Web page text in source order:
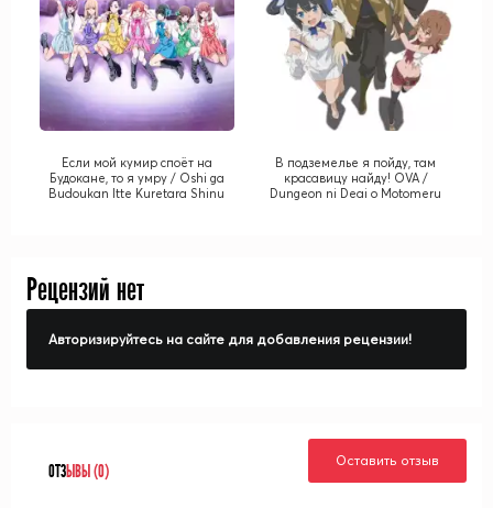
Если мой кумир споёт на
Будокане, то я умру / Oshi ga
Budoukan Itte Kuretara Shinu
В подземелье я пойду, там
красавицу найду! OVA /
Dungeon ni Deai o Motomeru
Рецензий нет
Авторизируйтесь на сайте для добавления рецензии!
ОТЗЫВЫ (0)
Оставить отзыв